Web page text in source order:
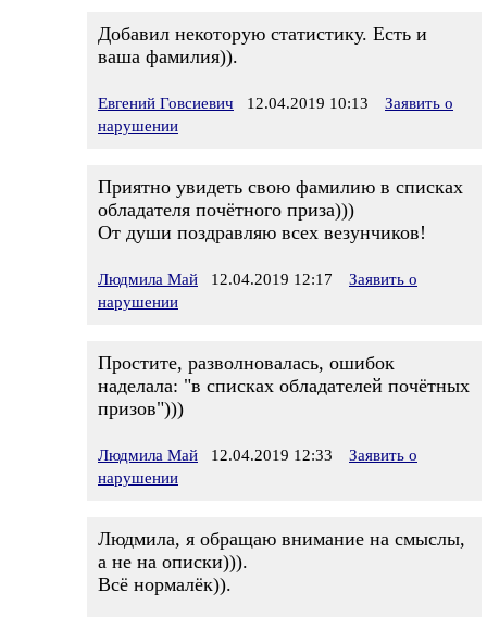
Добавил некоторую статистику. Есть и
ваша фамилия)).
Евгений Говсиевич 12.04.2019 10:13
Заявить о
нарушении
Приятно увидеть свою фамилию в списках
обладателя почётного приза)))
От души поздравляю всех везунчиков!
Людмила Май 12.04.2019 12:17
Заявить о
нарушении
Простите, разволновалась, ошибок
наделала: "в списках обладателей почётных
призов")))
Людмила Май 12.04.2019 12:33
Заявить о
нарушении
Людмила, я обращаю внимание на смыслы,
а не на описки))).
Всё нормалёк)).